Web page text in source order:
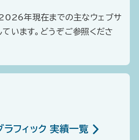
年現在までの主なウェブサ
います。どうぞご参照くださ
ラフィック 実績一覧